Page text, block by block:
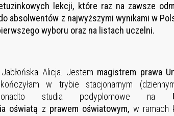
lekcji, które raz na zawsze
absolwentów z najwyższymi wynikami w
wyboru oraz na listach uczelni.
Alicja. Jestem magistrem prawa
w trybie stacjonarnym
ponadto studia podyplomowe na
oświatą z prawem oświatowym, w ramach